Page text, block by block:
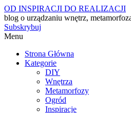
OD INSPIRACJI DO REALIZACJI
blog o urządzaniu wnętrz,
Subskrybuj
Menu
Strona Główna
Kategorie
DIY
Wnętrza
Metamorfozy
Ogród
Inspiracje